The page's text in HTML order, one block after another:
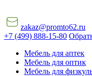
zakaz@promto62.ru
+7 (499) 888-15-80
Мебель для аптек
Мебель для оптик
Мебель для